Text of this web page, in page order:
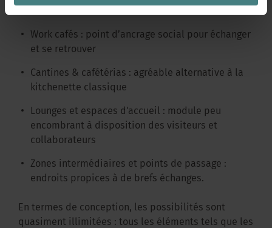
nombreuses :
Work cafés : point d’ancrage social pour échanger
et se retrouver
Cantines & cafétérias : agréable alternative à la
kitchenette classique
Lounges et espaces d'accueil : module peu
encombrant à disposition des visiteurs et
collaborateurs
Zones intermédiaires et points de passage :
endroits propices à de brefs échanges.
En termes de conception, les possibilités sont
quasiment illimitées : tous les éléments tels que les